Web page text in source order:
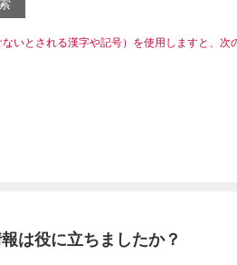
いとされる漢字や記号）を使用しますと、次
は役に立ちましたか？